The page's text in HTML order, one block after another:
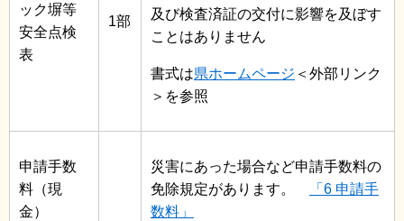
ック塀等
安全点検
表
1部
及び検査済証の交付に影響を及ぼす
ことはありません
書式は県ホームページ ＜外部リンク
＞ を参照
申請手数
料（現
金）
災害にあった場合など申請手数料の
免除規定があります。
「6 申請手
数料」